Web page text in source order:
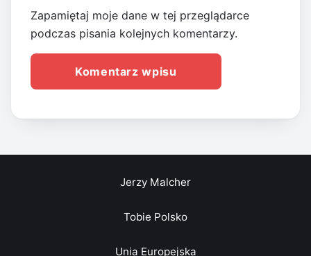
Zapamiętaj moje dane w tej przeglądarce
podczas pisania kolejnych komentarzy.
Jerzy Malcher
Tobie Polsko
Unia Europejska